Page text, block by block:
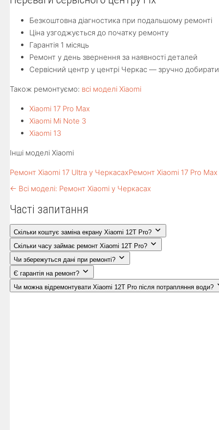
Безкоштовна діагностика при подальшому ремонті
Ціна узгоджується до початку ремонту
Гарантія 1 місяць
Ремонт у день звернення за наявності деталей
Сервісний центр у центрі Черкас — зручно
Також ремонтуємо: всі моделі Xiaomi
Xiaomi 17 Pro Max
Xiaomi Mi Note 3
Xiaomi 13
Інші моделі Xiaomi
Ремонт Xiaomi 17 Ultra у ЧеркасахРемонт Xiaomi 17 Pro
← Всі моделі: Ремонт Xiaomi у Черкасах
Часті запитання
Скільки коштує заміна екрану Xiaomi 12T Pro?
Скільки часу займає ремонт Xiaomi 12T Pro?
Чи збережуться дані при ремонті?
Є гарантія на ремонт?
Чи можна відремонтувати Xiaomi 12T Pro після потрапляння води?